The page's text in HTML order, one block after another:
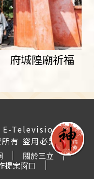
府城隍廟祈福
Television All
有 盜用必究
關於三立
提案窗口